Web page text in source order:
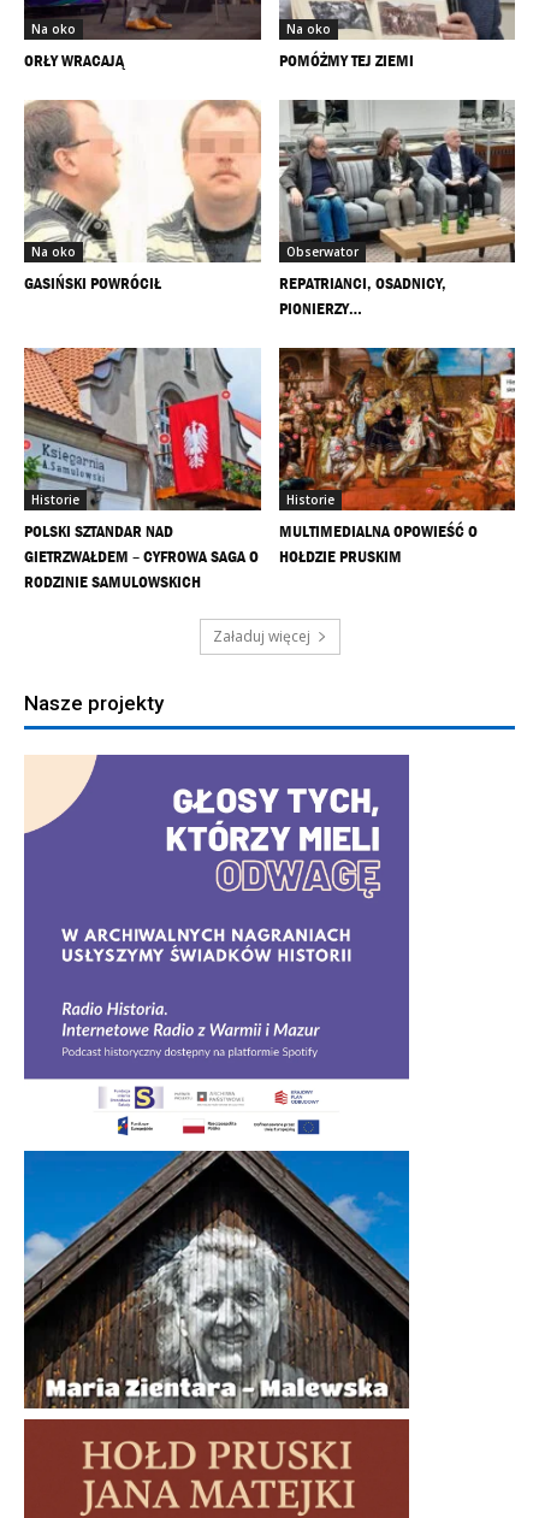
Na oko
ORŁY WRACAJĄ
Na oko
POMÓŻMY TEJ ZIEMI
Na oko
GASIŃSKI POWRÓCIŁ
Obserwator
REPATRIANCI, OSADNICY,
PIONIERZY…
Historie
POLSKI SZTANDAR NAD
GIETRZWAŁDEM – CYFROWA SAGA O
RODZINIE SAMULOWSKICH
Historie
MULTIMEDIALNA OPOWIEŚĆ O
HOŁDZIE PRUSKIM
Załaduj więcej
Nasze projekty